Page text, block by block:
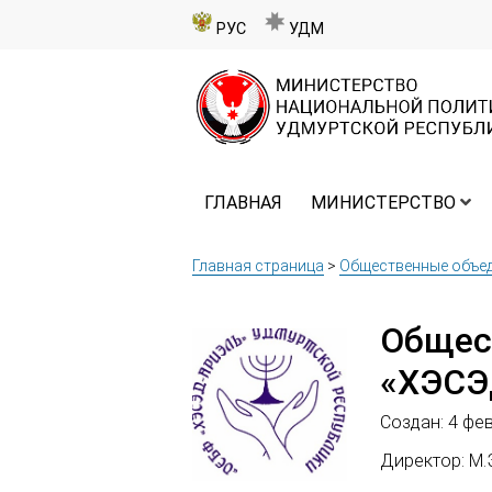
РУС УДМ
ГЛАВНАЯ МИНИСТЕРСТВО
Главная страница > Общественные
Создан: 4
Директор: